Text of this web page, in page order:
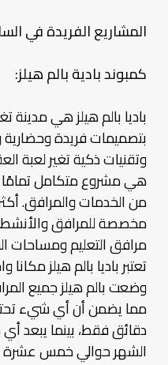
المشاريع الفريدة في
كمبوند بادية بالم هيلز:
بتصميمات فريدة وحضارية
وتقنيات ذكية تغير لعبة
هي مشروع متكامل
مخصصة للمرافق
مرافق التعليم ومساحات
تعتبر باديا بالم هيلز
وضعت بالم هيلز جميع
مما يضمن أن أي شيء
دقائق فقط، بينما يبعد
الشهر حوالي خمس عشرة